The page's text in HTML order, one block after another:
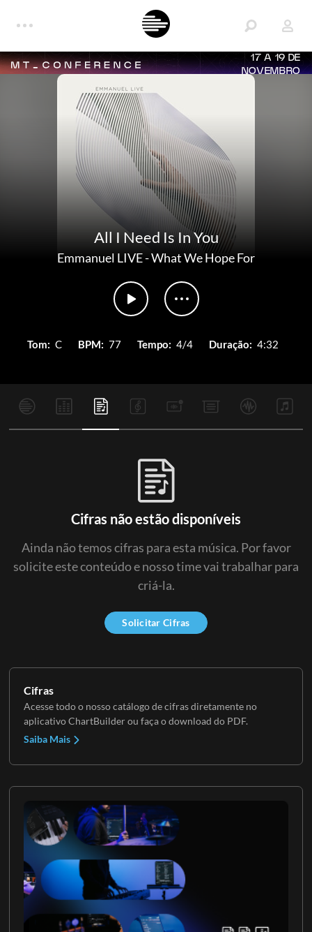
17 A 19 DE
NOVEMBRO
All I Need Is In You
Emmanuel LIVE-What We Hope For
Tom: C BPM: 77 Tempo: 4/4 Duração: 4:32
Cifras
Acesse todo o nosso catálogo de cifras diretamente no
aplicativo ChartBuilder ou faça o download do PDF.
Saiba Mais
Cifras não estão disponíveis
Ainda não temos cifras para esta música. Por favor
solicite este conteúdo e nosso time vai trabalhar para
criá-la.
Solicitar Cifras